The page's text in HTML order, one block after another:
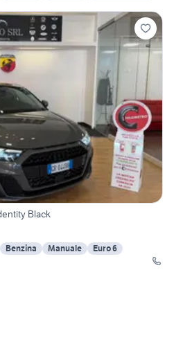
Black
Benzina Manuale
Euro 6